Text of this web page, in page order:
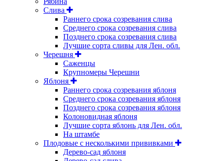
Слива
Раннего срока созревания слива
Среднего срока созревания слива
Позднего срока созревания слива
Лучшие сорта сливы для Лен. обл.
Черешня
Саженцы
Крупномеры Черешни
Яблоня
Раннего срока созревания яблоня
Среднего срока созревания яблоня
Позднего срока созревания яблоня
Колоновидная яблоня
Лучшие сорта яблонь для Лен. обл.
На штамбе
Плодовые с несколькими прививками
Дерево-сад яблоня